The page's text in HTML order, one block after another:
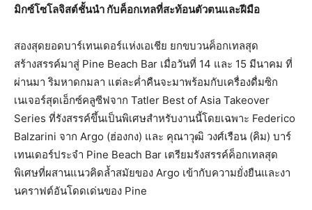
มิกซ์โซโลจิสต์ชั้นนำ กับค็อกเทลที่สะท้อนตัวตนและฝีมือ
สองสุดยอดบาร์เทนเดอร์แห่งเอเชีย ยกขบวนค็อกเทลสุด
สร้างสรรค์มาสู่ Pine Beach Bar เมื่อวันที่ 14 และ 15 มีนาคม ที่
ผ่านมา ริมหาดกมลา แต่ละค่ำคืนจะมาพร้อมกับเครื่องดื่มซิก
เนเจอร์สุดเอ็กซ์คลูซีฟจาก Tatler Best of Asia Takeover
Series ที่รังสรรค์ขึ้นเป็นพิเศษสำหรับงานนี้โดยเฉพาะ Federico
Balzarini จาก Argo (ฮ่องกง) และ คุณาวุฒิ วงศ์เรือน (คิม) บาร์
เทนเดอร์ประจำ Pine Beach Bar เตรียมรังสรรค์ค็อกเทลสุด
พิเศษที่ผสานแนวคิดล้ำสมัยของ Argo เข้ากับความยั่งยืนและงา
นคราฟต์อันโดดเด่นของ Pine